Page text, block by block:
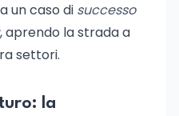
un caso di successo
, aprendo la strada a
settori.
la